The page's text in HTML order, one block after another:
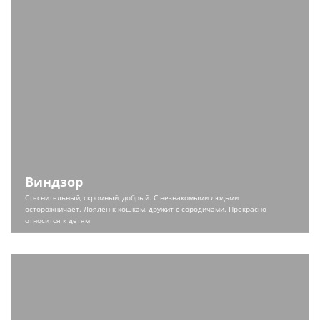
Виндзор
Стеснительный, скромный, добрый. С незнакомыми людьми
осторожничает. Лоялен к кошкам, дружит с сородичами. Прекрасно
относится к детям